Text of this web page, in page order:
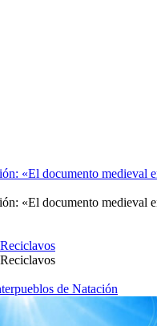
«El documento medieval
«El documento medieval
de Natación